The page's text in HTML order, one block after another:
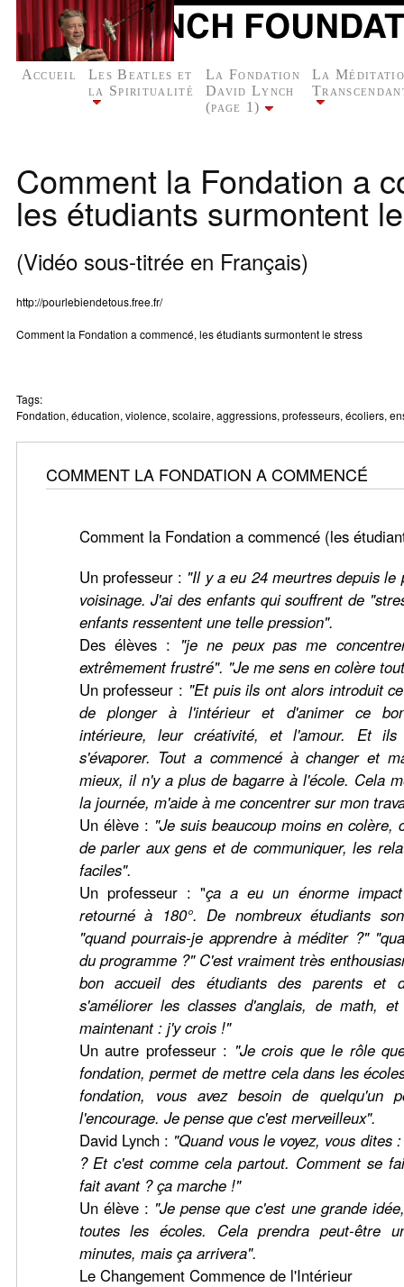
Accueil
Les Beatles et
la Spiritualité
La Fondation
David Lynch
(page 1)
La
Comment la Fondation a
les étudiants surmontent
(Vidéo sous-titrée en Français)
http://pourlebiendetous.free.fr/
Comment la Fondation a commencé, les étudiants surmontent le stress
Tags:
Fondation, éducation, violence, scolaire, aggressions, professeurs, écoliers,
COMMENT LA FONDATION A COMMENCÉ
Comment la Fondation a commencé (les
Un professeur : "Il y a eu 24 meurtres depuis
voisinage. J'ai des enfants qui souffrent de
enfants ressentent une telle pression".
Des élèves : "je ne peux pas me
extrêmement frustré". "Je me sens en colère
Un professeur : "Et puis ils ont alors introduit
de plonger à l'intérieur et d'animer ce
intérieure, leur créativité, et l'amour. Et ils
s'évaporer. Tout a commencé à changer et
mieux, il n'y a plus de bagarre à l'école. Cela
la journée, m'aide à me concentrer sur mon
Un élève : "Je suis beaucoup moins en colère,
de parler aux gens et de communiquer, les
faciles".
Un professeur : "ça a eu un énorme
retourné à 180°. De nombreux étudiants
"quand pourrais-je apprendre à méditer ?"
du programme ?" C'est vraiment très
bon accueil des étudiants des parents et
s'améliorer les classes d'anglais, de math,
maintenant : j'y crois !"
Un autre professeur : "Je crois que le rôle
fondation, permet de mettre cela dans les
fondation, vous avez besoin de quelqu'un
l'encourage. Je pense que c'est merveilleux".
David Lynch : "Quand vous le voyez, vous dites
? Et c'est comme cela partout. Comment se
fait avant ?ça marche !"
Un élève : "Je pense que c'est une grande
toutes les écoles. Cela prendra peut-être
minutes, mais ça arrivera".
Le Changement Commence de l'Intérieur